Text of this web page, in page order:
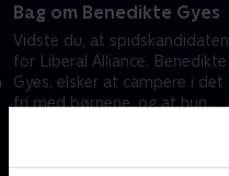
Bag om Benedikte Gyes
Vidste du, at spidskandidaten
for Liberal Alliance, Benedikte
Gyes, elsker at campere i det
fri med børnene, og at hun